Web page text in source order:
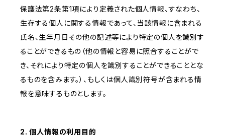
保護法第2条第1項により定義された個人情報、すなわち、
生存する個人に関する情報であって、当該情報に含まれる
氏名、生年月日その他の記述等により特定の個人を識別す
ることができるもの（他の情報と容易に照合することがで
き、それにより特定の個人を識別することができることとな
るものを含みます。）、もしくは個人識別符号が含まれる情
報を意味するものとします。
2. 個人情報の利用目的